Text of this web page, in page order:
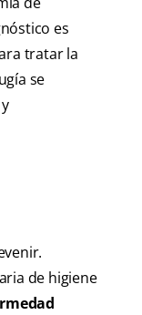
es
tratar la
se
de higiene